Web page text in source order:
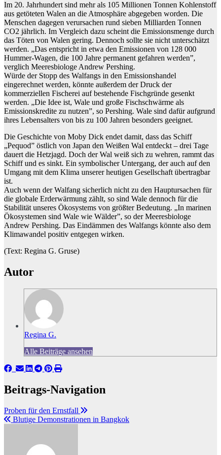
Im 20. Jahrhundert sind mehr als 105 Millionen Tonnen Kohlenstoff
aus getöteten Walen an die Atmosphäre abgegeben worden. Die
Menschen dagegen verursachen rund sieben Milliarden Tonnen
CO2 jährlich. Im Vergleich dazu scheint die Emissionsmenge durch
das Töten von Walen gering. Dennoch sollte sie nicht unterschätzt
werden. „Das entspricht in etwa den Emissionen von 128 000
Hummer-Wagen, die 100 Jahre permanent gefahren werden”,
verglich Meeresbiologe Andrew Pershing.
Würde der Stopp des Walfangs in den Emissionshandel
eingerechnet werden, könnte außerdem der Druck der
kommerziellen Fischerei auf bestehende Fischgründe gesenkt
werden. „Die Idee ist, Wale und große Fischschwärme als
Emissionskredite zu nutzen”, so Pershing. Wale sind dafür aufgrund
ihres Lebensalters von bis zu 100 Jahren besonders geeignet.
Die Geschichte von Moby Dick endet damit, dass das Schiff
„Pequod” östlich von Japan den Weißen Wal entdeckt – drei Tage
dauert die Hetzjagd. Doch der Wal weiß sich zu wehren, rammt das
Schiff und es sinkt. Ein symbolischer Untergang, der auch auf den
Umgang mit dem Klima unserer heutigen Gesellschaft übertragbar
ist.
Auch wenn der Walfang sicherlich nicht zu den Hauptursachen für
die globale Erderwärmung zählt, so sind Wale dennoch für die
Stabilität unseres Ökosystems von größter Bedeutung. „In marinen
Ökosystemen sind Wale wie Wälder”, so der Meeresbiologe
Andrew Pershing. Das Eindämmen des Walfangs könnte also dem
Klimawandel positiv entgegen wirken.
(Text: Regina G. Gruse)
Autor
Regina G.
Alle Beiträge ansehen
Beitrags-Navigation
Proben für den Ernstfall
Blutige Demonstrationen in Bangkok